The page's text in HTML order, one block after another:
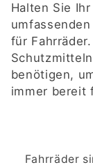
t
e
g
Halten Sie
für
benötigen,
immer bereit
Fahrräder